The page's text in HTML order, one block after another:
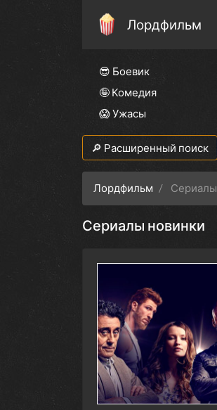
Лордфильм
😎 Боевик
🤪 Комедия
😱 Ужасы
🔎 Расширенный поиск
Лордфильм Сериалы
Сериалы новинки